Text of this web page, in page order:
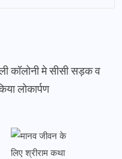
कॉलोनी मे सीसी सड़क व
लोकार्पण